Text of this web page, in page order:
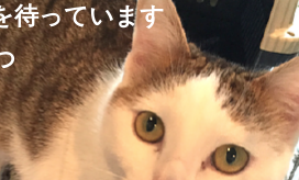
待っています